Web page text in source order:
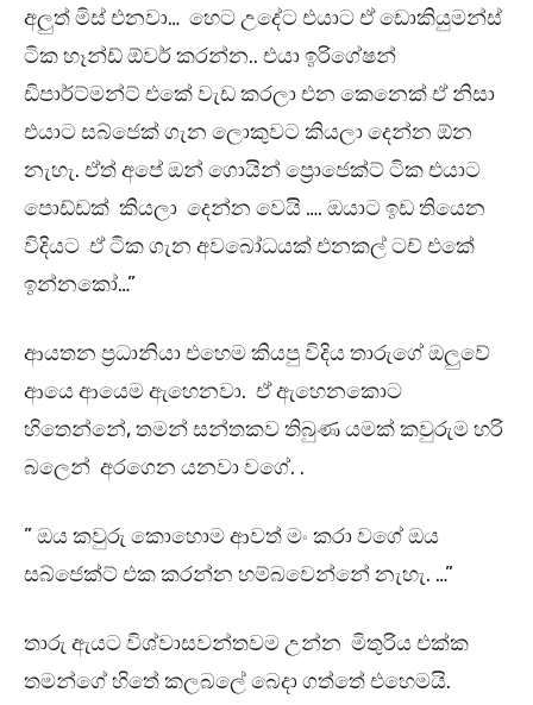
අලුත් මිස් එනවා… හෙට උදේට එයාට ඒ ඩොකියුමන්ස්
ටික හෑන්ඩ් ඕවර් කරන්න.. එයා ඉරිගේෂන්
ඩිපාර්ට්මන්ට් එකේ වැඩ කරලා එන කෙනෙක් ඒ නිසා
එයාට සබ්ජෙක් ගැන ලොකුවට කියලා දෙන්න ඕන
නැහැ. ඒත් අපේ ඔන් ගොයින් ප්‍රොජෙක්ට් ටික එයාට
පොඩ්ඩක් කියලා දෙන්න වෙයි …. ඔයාට ඉඩ තියෙන
විදියට ඒ ටික ගැන අවබෝධයක් එනකල් ටච් එකේ
ඉන්නකෝ…”
ආයතන ප්‍රධානියා එහෙම කියපු විදිය තාරුගේ ඔලුවේ
ආයෙ ආයෙම ඇහෙනවා. ඒ ඇහෙනකොට
හිතෙන්නේ, තමන් සන්තකව තිබුණ යමක් කවුරුම හරි
බලෙන් අරගෙන යනවා වගේ. .
” ඔය කවුරු කොහොම ආවත් මං කරා වගේ ඔය
සබ්ජෙක්ට් එක කරන්න හම්බවෙන්නේ නැහැ. …”
තාරු ඇයට විශ්වාසවන්තවම උන්න මිතුරිය එක්ක
තමන්ගේ හිතේ කලබලේ බෙදා ගත්තේ එහෙමයි.